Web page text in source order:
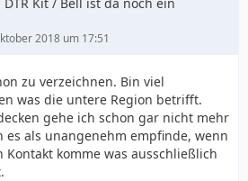
2018 um 17:51
zu verzeichnen. Bin viel
was die untere Region betrifft.
gehe ich schon gar nicht mehr
es als unangenehm empfinde, wenn
komme was ausschließlich